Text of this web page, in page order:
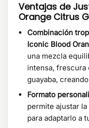
Ventajas de
Orange Citrus
Combinación
Iconic Blood
una mezcla
intensa, frescura
guayaba,
Formato
permite ajustar
para adaptarlo a